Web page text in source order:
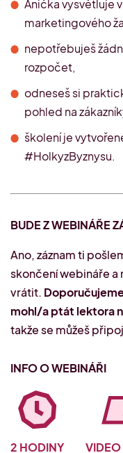
Anička vysvětluje
marketingového
nepotřebuješ
rozpočet,
odneseš si
pohled na
školení je
#HolkyzByznysu.
BUDE Z WEBINÁŘE
Ano, záznam ti
skončení webináře a
vrátit.
mohl/a ptát lektora
takže se můžeš
INFO O WEBINÁŘI
2 HODINY